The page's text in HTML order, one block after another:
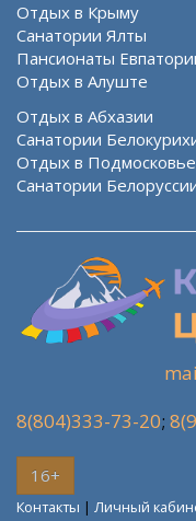
Отдых в Крыму
Санатории Ялты
Пансионаты
Отдых в Алуште
Отдых в Абхазии
Санатории
Отдых в Подмосковье
Санатории
8(804)333-73-20;
16+
Контакты | Личный